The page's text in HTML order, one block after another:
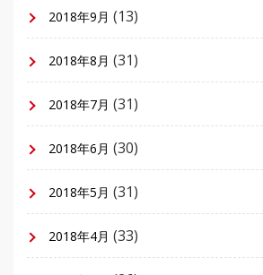
2018年9月 (13)
2018年8月 (31)
2018年7月 (31)
2018年6月 (30)
2018年5月 (31)
2018年4月 (33)